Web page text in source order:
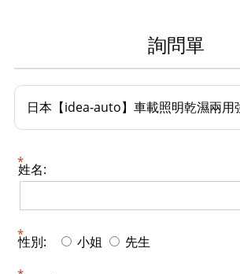
詢問單
日本【idea-auto】車載照明乾濕兩用
姓名:
性別: 小姐 先生